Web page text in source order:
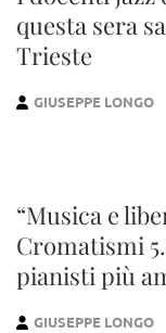
questa sera
Trieste
GIUSEPPE LONGO
“Musica e
Cromatismi
pianisti più
GIUSEPPE LONGO